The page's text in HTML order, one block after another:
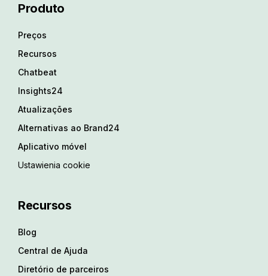
Produto
Preços
Recursos
Chatbeat
Insights24
Atualizações
Alternativas ao Brand24
Aplicativo móvel
Ustawienia cookie
Recursos
Blog
Central de Ajuda
Diretório de parceiros